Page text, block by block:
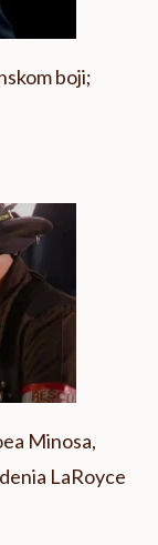
boji;
Minosa,
LaRoyce